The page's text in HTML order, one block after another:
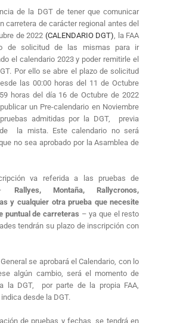
de la DGT de tener que comunicar
carretera de carácter regional antes del
de 2022 (CALENDARIO DGT), la FAA
de solicitud de las mismas para ir
el calendario 2023 y poder remitirle el
Por ello se abre el plazo de solicitud
las 00:00 horas del 11 de Octubre
horas del día 16 de Octubre de 2022
un Pre-calendario en Noviembre
admitidas por la DGT, previa
de la mista. Este calendario no será
no sea aprobado por la Asamblea de
va referida a las pruebas de
– Rallyes, Montaña, Rallycronos,
y cualquier otra prueba que necesite
puntual de carreteras – ya que el resto
tendrán su plazo de inscripción con
se aprobará el Calendario, con lo
algún cambio, será el momento de
la DGT, por parte de la propia FAA,
desde la DGT.
de pruebas y fechas, se tendrá en